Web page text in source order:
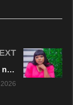
Quelques rôles incarnés par l’actrice nigériane Ruth Kadiri